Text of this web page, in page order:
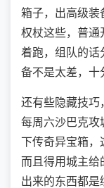
箱子，出高级装
权杖这些，普
着跑，组队的
备不是太差，十
还有些隐藏技巧
每周六沙巴克攻
下传奇异宝箱，
而且得用城主给
出来的东西都